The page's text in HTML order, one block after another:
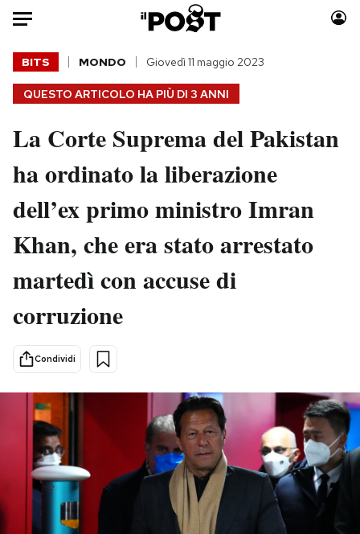
Auto
HOME
Italia
Politica
Tecnologia
Internet
Scienza
Cultura
Sport
Moda
Consumismi
Storie/Idee
Media
Europa
PODCAST
NEWSLETTER
I MIEI PREFERITI
QUESTO ARTICOLO HA PIÙ DI 3 ANNI
BITS MONDO Giovedì 11 maggio 2023
La Corte Suprema del Pakistan
ha ordinato la liberazione
dell’ex primo ministro Imran
Khan, che era stato arrestato
martedì con accuse di
corruzione
Condividi